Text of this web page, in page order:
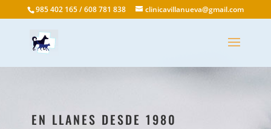
985 402 165 / 608 781 838 clinicavillanueva@gmail.com
EN LLANES DESDE 1980